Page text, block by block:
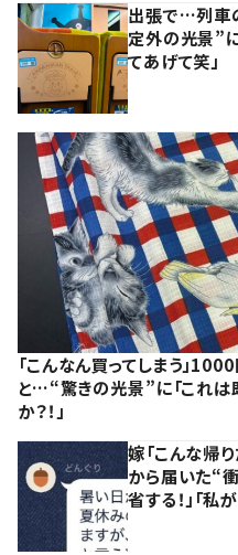
出張で…列車
定外の光景”に
てあげて笑」
「こんなん買ってしまう」
と…“驚きの光景”に「これは
か？！」
嫁「こんな帰
から届いた“
省する！」「私